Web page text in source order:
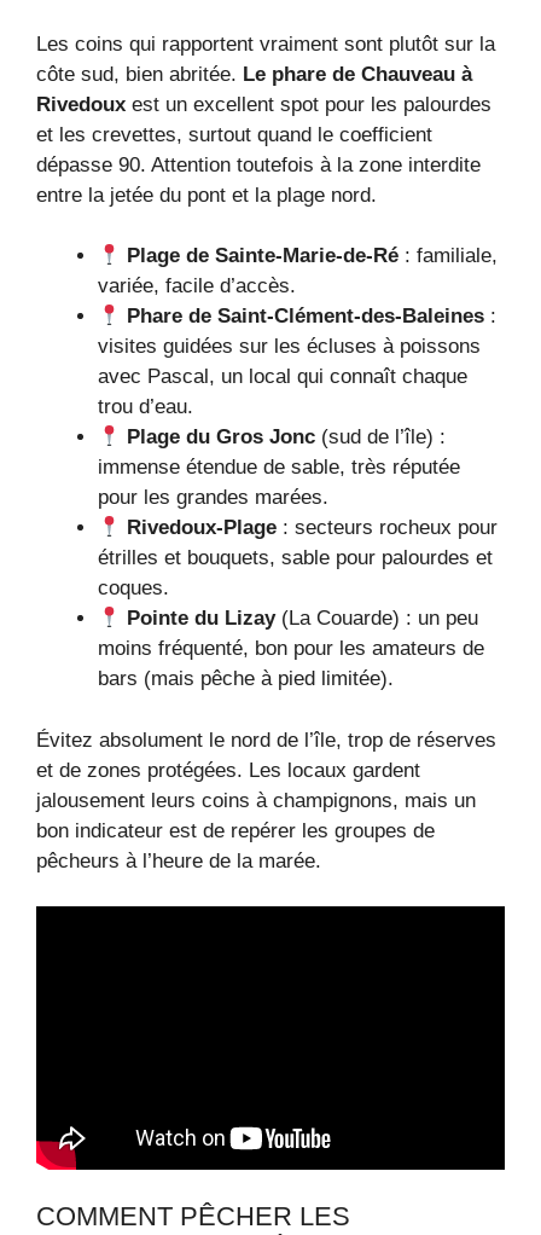
Les coins qui rapportent vraiment sont plutôt sur la
côte sud, bien abritée. Le phare de Chauveau à
Rivedoux est un excellent spot pour les palourdes
et les crevettes, surtout quand le coefficient
dépasse 90. Attention toutefois à la zone interdite
entre la jetée du pont et la plage nord.
Plage de Sainte-Marie-de-Ré : familiale,
variée, facile d’accès.
Phare de Saint-Clément-des-Baleines :
visites guidées sur les écluses à poissons
avec Pascal, un local qui connaît chaque
trou d’eau.
Plage du Gros Jonc (sud de l’île) :
immense étendue de sable, très réputée
pour les grandes marées.
Rivedoux-Plage : secteurs rocheux pour
étrilles et bouquets, sable pour palourdes et
coques.
Pointe du Lizay(La Couarde) : un peu
moins fréquenté, bon pour les amateurs de
bars (mais pêche à pied limitée).
Évitez absolument le nord de l’île, trop de réserves
et de zones protégées. Les locaux gardent
jalousement leurs coins à champignons, mais un
bon indicateur est de repérer les groupes de
pêcheurs à l’heure de la marée.
COMMENT PÊCHER LES